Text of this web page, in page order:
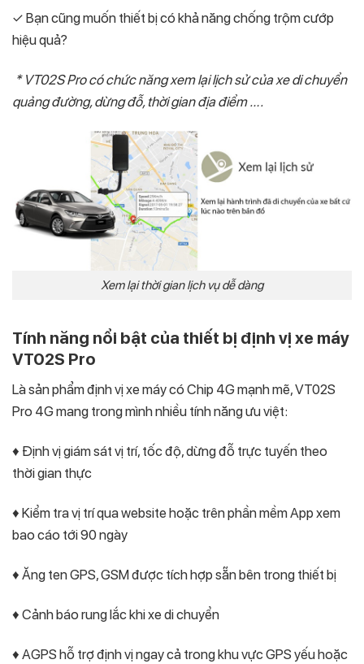
✓ Bạn cũng muốn thiết bị có khả năng chống trộm cướp
hiệu quả?
* VT02S Pro có chức năng xem lại lịch sử của xe di chuyển
quảng đường, dừng đỗ, thời gian địa điểm ….
Xem lại thời gian lịch vụ dễ dàng
Tính năng nổi bật của thiết bị định vị xe máy
VT02S Pro
Là sản phẩm định vị xe máy có Chip 4G mạnh mẽ, VT02S
Pro 4G mang trong mình nhiều tính năng ưu việt:
♦ Định vị giám sát vị trí, tốc độ, dừng đỗ trực tuyến theo
thời gian thực
♦ Kiểm tra vị trí qua website hoặc trên phần mềm App xem
bao cáo tới 90 ngày
♦ Ăng ten GPS, GSM được tích hợp sẵn bên trong thiết bị
♦ Cảnh báo rung lắc khi xe di chuyển
♦ AGPS hỗ trợ định vị ngay cả trong khu vực GPS yếu hoặc